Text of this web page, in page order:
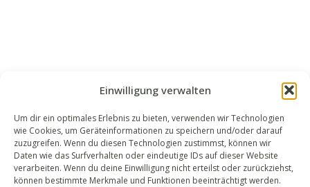
Einwilligung verwalten
Um dir ein optimales Erlebnis zu bieten, verwenden wir Technologien
wie Cookies, um Geräteinformationen zu speichern und/oder darauf
zuzugreifen. Wenn du diesen Technologien zustimmst, können wir
Daten wie das Surfverhalten oder eindeutige IDs auf dieser Website
verarbeiten. Wenn du deine Einwilligung nicht erteilst oder zurückziehst,
können bestimmte Merkmale und Funktionen beeinträchtigt werden.
WALEK RECHTSANWÄLT​​E
Bachstraße 13
56727 Mayen